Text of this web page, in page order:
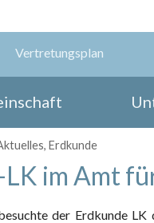
Vertretungsplan
,Erdkunde
im Amt
der Erdkunde LK